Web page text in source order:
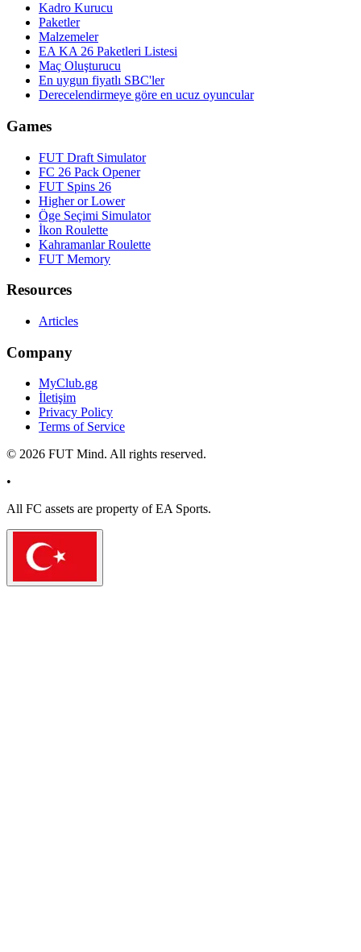
Kadro Kurucu
Paketler
Malzemeler
EA KA 26 Paketleri Listesi
Maç Oluşturucu
En uygun fiyatlı SBC'ler
Derecelendirmeye göre en ucuz oyuncular
Games
FUT Draft Simulator
FC 26 Pack Opener
FUT Spins 26
Higher or Lower
Öge Seçimi Simulator
İkon Roulette
Kahramanlar Roulette
FUT Memory
Resources
Articles
Company
MyClub.gg
İletişim
Privacy Policy
Terms of Service
© 2026 FUT Mind. All rights reserved.
•
All FC assets are property of EA Sports.